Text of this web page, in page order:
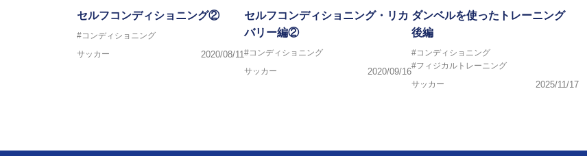
セルフコンディショニング②
#コンディショニング
サッカー
2020/08/11
セルフコンディショニング・リカ
バリー編②
#コンディショニング
サッカー
2020/09/16
ダンベルを使ったトレーニング
後編
#コンディショニング
#フィジカルトレーニング
サッカー
2025/11/17